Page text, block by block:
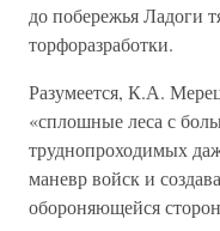
до побережья Ладоги
торфоразработки.
Разумеется, К.А.
«сплошные леса с
труднопроходимых
маневр войск и
обороняющейся